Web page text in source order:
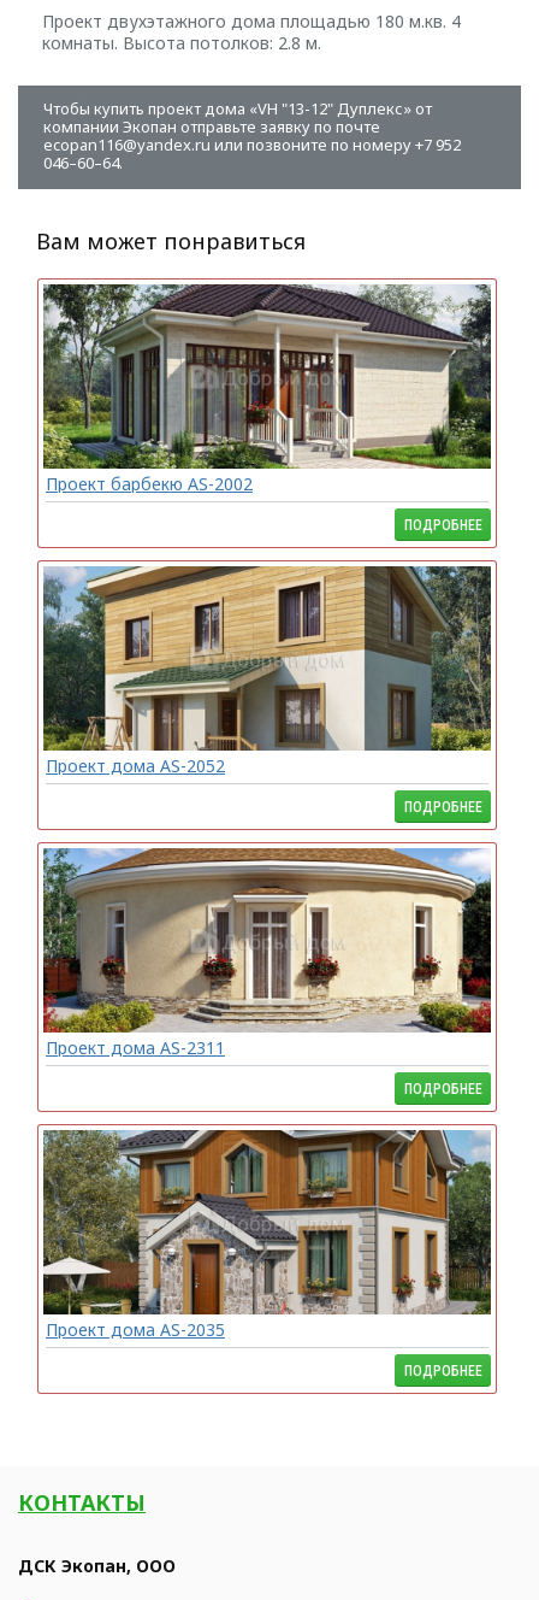
Проект двухэтажного дома площадью 180 м.кв. 4
комнаты. Высота потолков: 2.8 м.
Чтобы купить проект дома «VH "13-12" Дуплекс» от
компании Экопан отправьте заявку по почте
ecopan116@yandex.ru или позвоните по номеру +7 952
046–60–64.
Вам может понравиться
Проект барбекю AS-2002
ПОДРОБНЕЕ
Проект дома AS-2052
ПОДРОБНЕЕ
Проект дома AS-2311
ПОДРОБНЕЕ
Проект дома AS-2035
ПОДРОБНЕЕ
КОНТАКТЫ
ДСК Экопан, ООО